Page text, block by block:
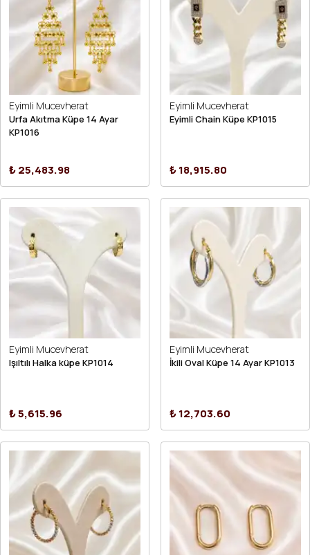
Eyimli Mucevherat
Urfa Akıtma Küpe 14 Ayar
KP1016
₺ 25,483.98
Eyimli Mucevherat
Eyimli Chain Küpe KP1015
₺ 18,915.80
Eyimli Mucevherat
Işıltılı Halka küpe KP1014
₺ 5,615.96
Eyimli Mucevherat
İkili Oval Küpe 14 Ayar KP1013
₺ 12,703.60